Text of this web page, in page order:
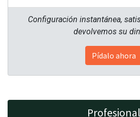
Configuración instantánea,
devolvemos su
Pídalo ahora
Profesional